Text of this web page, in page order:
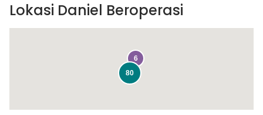
6
80
Lokasi Daniel Beroperasi